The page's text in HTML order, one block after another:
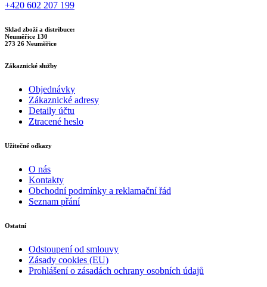
+420 602 207 199
Sklad zboží a distribuce:
Neuměřice 130
273 26 Neuměřice
Zákaznické služby
Objednávky
Zákaznické adresy
Detaily účtu
Ztracené heslo
Užitečné odkazy
O nás
Kontakty
Obchodní podmínky a reklamační řád
Seznam přání
Ostatní
Odstoupení od smlouvy
Zásady cookies (EU)
Prohlášení o zásadách ochrany osobních údajů